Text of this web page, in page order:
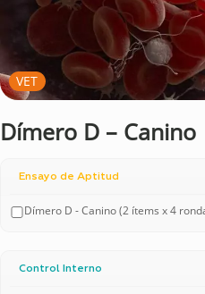
VET
Dímero D – Canino
Ensayo de Aptitud
Dímero D - Canino (2 ítems x 4
Control Interno